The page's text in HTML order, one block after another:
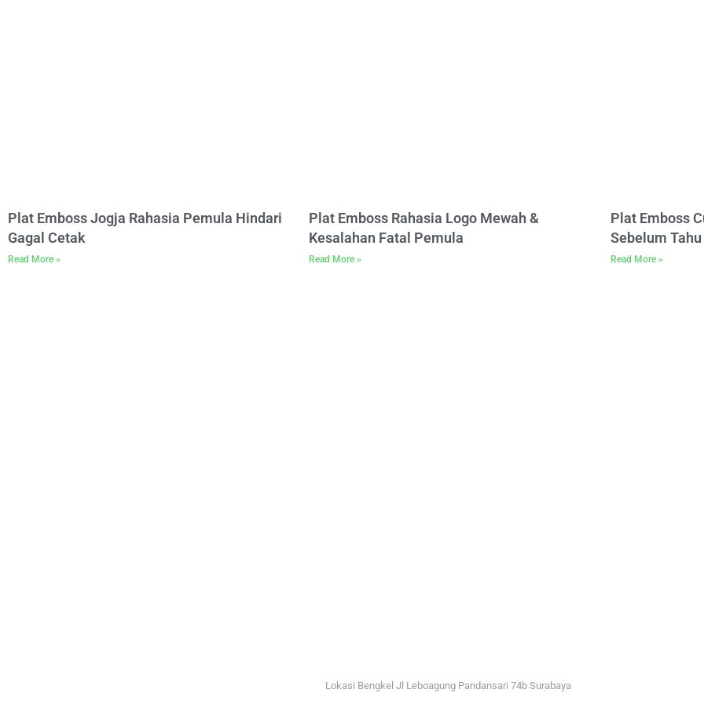
Plat Emboss Jogja Rahasia Pemula Hindari
Gagal Cetak
Read More »
Plat Emboss Rahasia Logo Mewah &
Kesalahan Fatal Pemula
Read More »
Plat Emboss
Sebelum
Read More »
Lokasi Bengkel Jl Leboagung Pandansari 74b Surabaya